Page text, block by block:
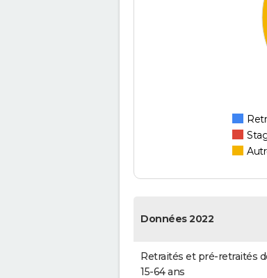
Données 2022
Retraités et pré-retraités
15-64 ans